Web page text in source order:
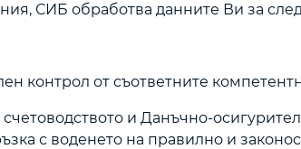
СИБ обработва данните Ви за
контрол от съответните
и Данъчно-
с воденето на правилно и